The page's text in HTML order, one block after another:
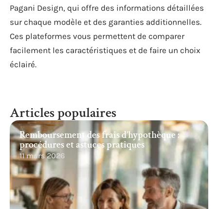
Pagani Design, qui offre des informations détaillées
sur chaque modèle et des garanties additionnelles.
Ces plateformes vous permettent de comparer
facilement les caractéristiques et de faire un choix
éclairé.
Articles populaires
Remboursement des frais d’hypothèque :
procédures et astuces pratiques
11 mars 2026